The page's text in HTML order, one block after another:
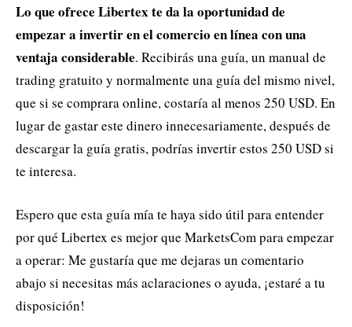
Lo que ofrece Libertex te da la oportunidad de
empezar a invertir en el comercio en línea con una
ventaja considerable. Recibirás una guía, un manual de
trading gratuito y normalmente una guía del mismo nivel,
que si se comprara online, costaría al menos 250 USD. En
lugar de gastar este dinero innecesariamente, después de
descargar la guía gratis, podrías invertir estos 250 USD si
te interesa.
Espero que esta guía mía te haya sido útil para entender
por qué Libertex es mejor que MarketsCom para empezar
a operar: Me gustaría que me dejaras un comentario
abajo si necesitas más aclaraciones o ayuda, ¡estaré a tu
disposición!